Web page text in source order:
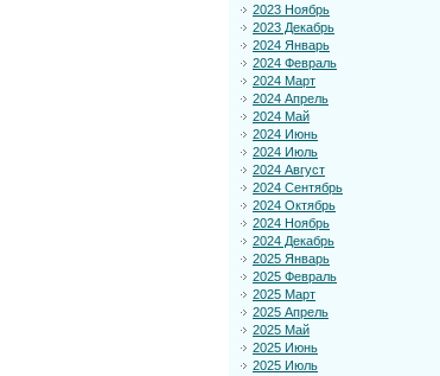
2023 Ноябрь
2023 Декабрь
2024 Январь
2024 Февраль
2024 Март
2024 Апрель
2024 Май
2024 Июнь
2024 Июль
2024 Август
2024 Сентябрь
2024 Октябрь
2024 Ноябрь
2024 Декабрь
2025 Январь
2025 Февраль
2025 Март
2025 Апрель
2025 Май
2025 Июнь
2025 Июль